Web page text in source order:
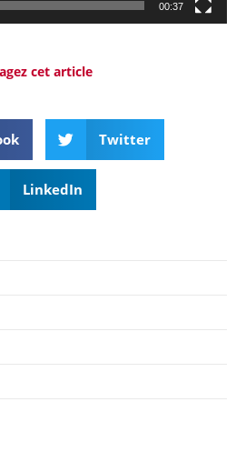
00:37
cet article
Twitter
LinkedIn